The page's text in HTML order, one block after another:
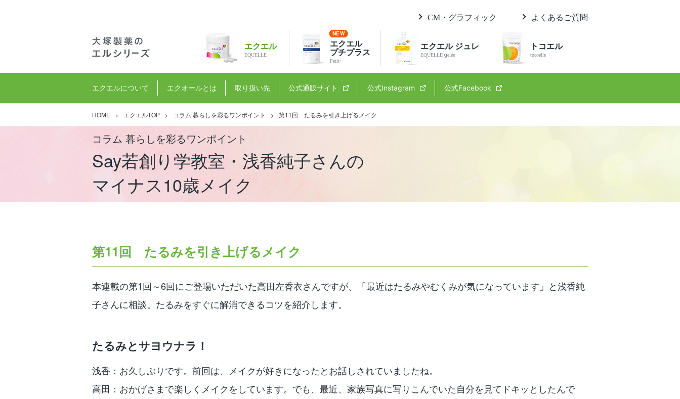
CM・グラフィック よくあるご質問
エクエル
EQUELLE
エクエル
プチプラス
Petit+
エクエル ジュレ
EQUELLE gelée
エクエルについて エクオールとは 取り扱い先 公式通販サイト 公式Instagram 公式Facebook
トコエル
tocoelle
HOME エクエルTOP コラム 暮らしを彩るワンポイント 第11回 たるみを引き上げるメイク
コラム 暮らしを彩るワンポイント
Say若創り学教室・浅香純子さんの
マイナス10歳メイク
第11回 たるみを引き上げるメイク
本連載の第1回～6回にご登場いただいた高田左香衣さんですが、「最近はたるみやむくみが気になっています」と浅香純
子さんに相談。たるみをすぐに解消できるコツを紹介します。
たるみとサヨウナラ！
浅香：お久しぶりです。前回は、メイクが好きになったとお話しされていましたね。
高田：おかげさまで楽しくメイクをしています。でも、最近、家族写真に写りこんでいた自分を見てドキッとしたんで